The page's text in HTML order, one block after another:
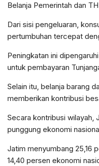
Belanja Pemerintah dan
Dari sisi pengeluaran,
pertumbuhan tercepat
Peningkatan ini
untuk pembayaran
Selain itu, belanja barang
memberikan kontribusi
Secara kontribusi wilayah,
punggung ekonomi
Jatim menyumbang 25,16
14,40 persen ekonomi